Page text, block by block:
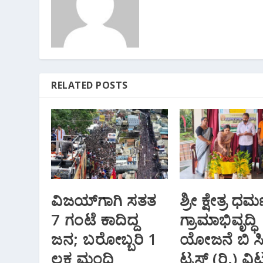
RELATED POSTS
ವಿಜಯ್‌ಗಾಗಿ ಸತತ
7 ಗಂಟೆ ಕಾದಿದ್ದ
ಜನ; ಬರೋಬ್ಬರಿ 1
ಲಕ್ಷ ಮಂದಿ
ಶ್ರೀ ಕ್ಷೇತ್ರ
ಗ್ರಾಮಾಭಿವೃದ್ಧಿ
ಯೋಜನೆ ಬಿ ಸಿ
ಟ್ರಸ್ಟ್ (ರಿ.)